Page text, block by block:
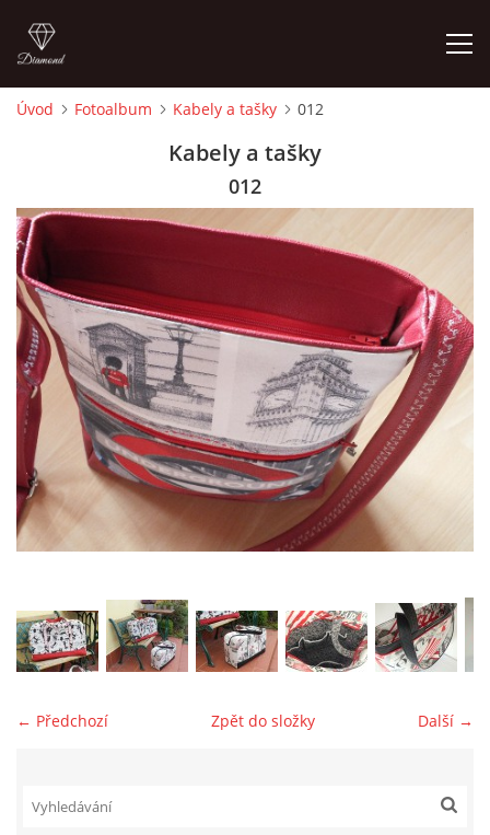
CEDULKY
MOJE POSLEDNÍ PRÁCE
jk-laguna@seznam.cz
Úvod Fotoalbum Kabely a tašky 012
Kabely a tašky
012
← Předchozí Další →
Zpět do složky